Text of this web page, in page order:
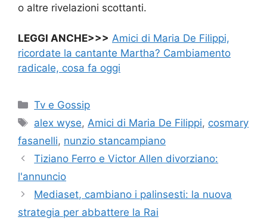
o altre rivelazioni scottanti.
LEGGI ANCHE>>> Amici di Maria De Filippi,
ricordate la cantante Martha? Cambiamento
radicale, cosa fa oggi
Categorie
Tv e Gossip
Tag
alex wyse, Amici di Maria De Filippi, cosmary
fasanelli, nunzio stancampiano
Tiziano Ferro e Victor Allen divorziano:
l'annuncio
Mediaset, cambiano i palinsesti: la nuova
strategia per abbattere la Rai